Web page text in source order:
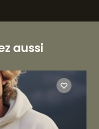
aussi